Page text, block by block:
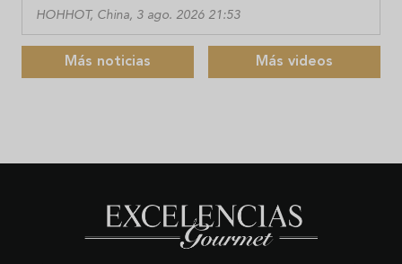
HOHHOT, China, 3 ago. 2026 21:53
Más noticias Más videos